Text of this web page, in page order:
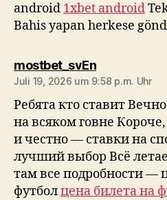
android 1xbet android
Bahis yapan herkese
mostbet_svEnsagt:
Juli 19, 2026 um 9:58 p.m. Uhr
Ребята кто ставит
на всяком говне
и честно — ставки на
лучший выбор Всё
там все подробности —
футболцена билета на